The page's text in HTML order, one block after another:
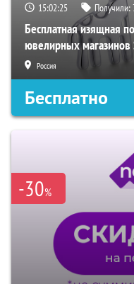
15:02:24 Получили:
Бесплатная изящная
ювелирных магазинов
Россия
Бесплатно
-30%